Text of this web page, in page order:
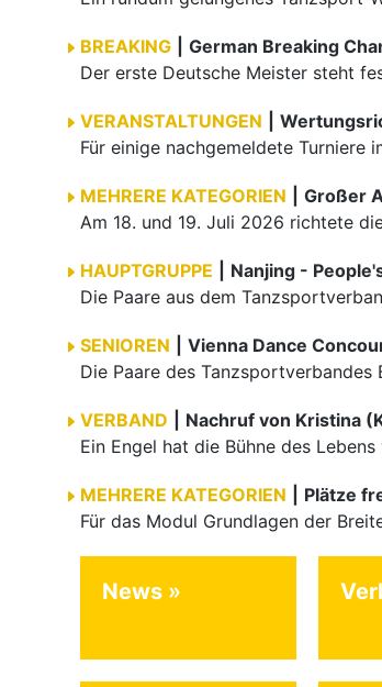
BREAKING
German Breaking
VERANSTALTUNGEN
MEHRERE KATEGORIEN
Großer
HAUPTGRUPPE
Nanjing -
SENIOREN
Vienna Dance
VERBAND
Nachruf von Kristina
MEHRERE KATEGORIEN
Plätze
News